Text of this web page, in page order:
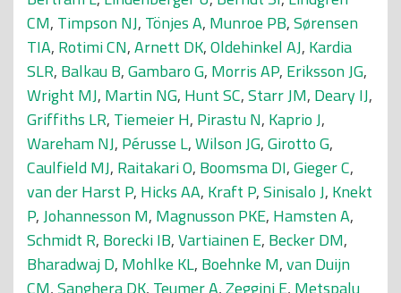
CM, Timpson NJ, Tönjes A, Munroe PB,Sørensen
TIA, Rotimi CN,Arnett DK,Oldehinkel AJ, Kardia
SLR, Balkau B,Gambaro G, Morris AP, Eriksson JG,
Wright MJ, Martin NG, Hunt SC,Starr JM, Deary IJ,
Griffiths LR, Tiemeier H, Pirastu N, Kaprio J,
Wareham NJ, Pérusse L,Wilson JG,Girotto G,
Caulfield MJ, Raitakari O, Boomsma DI,Gieger C,
van der Harst P, Hicks AA, Kraft P,Sinisalo J, Knekt
P,Johannesson M, Magnusson PKE, Hamsten A,
Schmidt R, Borecki IB,Vartiainen E, Becker DM,
Bharadwaj D, Mohlke KL, Boehnke M,van Duijn
CM,Sanghera DK, Teumer A,Zeggini E, Metspalu